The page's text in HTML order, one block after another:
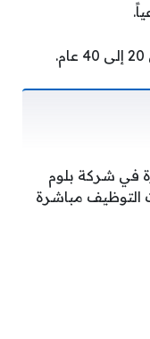
في شركة بلوم
مباشرة